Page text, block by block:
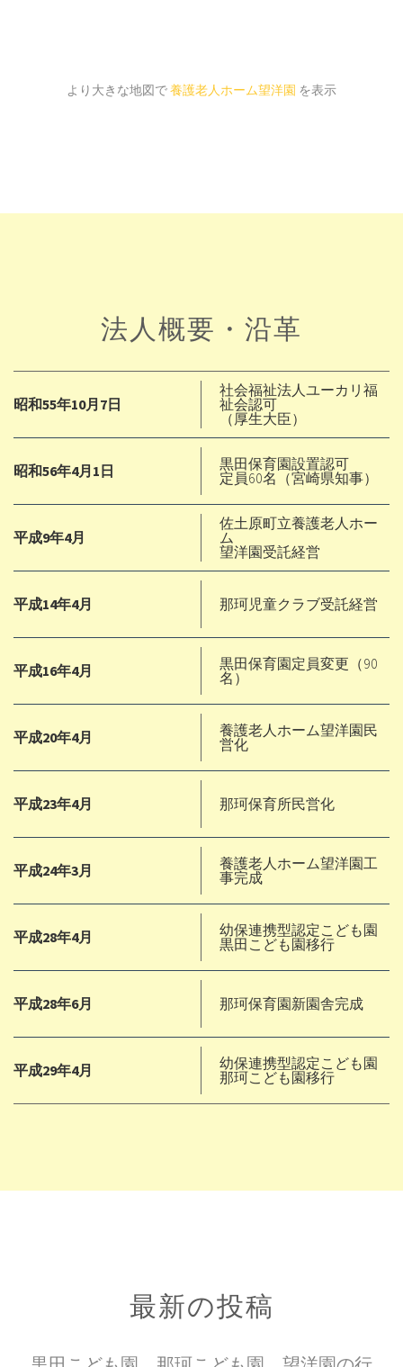
より大きな地図で養護老人ホーム望洋園 を表示
法人概要・沿革
昭和55年10月7日
社会福祉法人ユーカリ福
祉会認可
（厚生大臣）
昭和56年4月1日
黒田保育園設置認可
定員60名（宮崎県知事）
平成9年4月
佐土原町立養護老人ホー
ム
望洋園受託経営
平成14年4月 那珂児童クラブ受託経営
平成16年4月
黒田保育園定員変更（90
名）
平成20年4月
養護老人ホーム望洋園民
営化
平成23年4月 那珂保育所民営化
平成24年3月
養護老人ホーム望洋園工
事完成
平成28年4月
幼保連携型認定こども園
黒田こども園移行
平成28年6月 那珂保育園新園舎完成
平成29年4月
幼保連携型認定こども園
那珂こども園移行
最新の投稿